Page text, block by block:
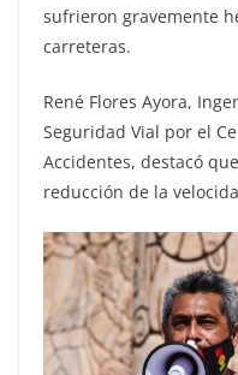
sufrieron gravemente
carreteras.
René Flores Ayora,
Seguridad Vial por el
Accidentes, destacó
reducción de la